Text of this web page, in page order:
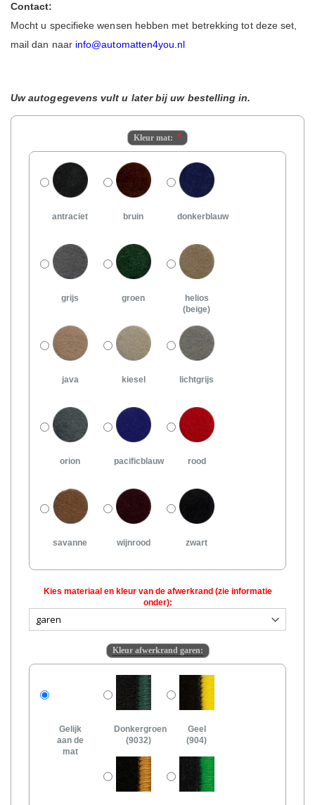
Contact:
Mocht u specifieke wensen hebben met betrekking tot deze set,
mail dan naar info@automatten4you.nl
Uw autogegevens vult u later bij uw bestelling in.
Kleur mat:
antraciet bruin donkerblauw
grijs groen
helios
(beige)
java kiesel lichtgrijs
orion pacificblauw rood
savanne wijnrood zwart
Kies materiaal en kleur van de afwerkrand (zie informatie
onder):
Kleur afwerkrand garen:
Gelijk
aan de
mat
Donkergroen
(9032)
Geel
(904)